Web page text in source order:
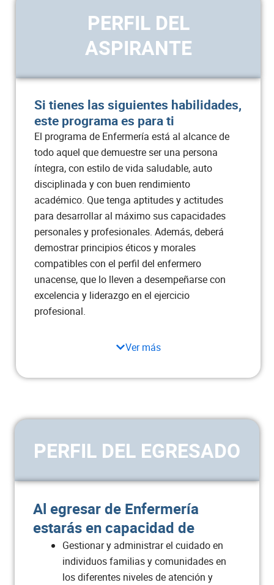
Salud colectiva y Educación para
Electiva II 2
Total semestre 18
Semestre IV
ASIGNATURA
Estilo de vida saludable 2
Proceso de enfermería y
fundamentación técnica
8
Ciencias básicas integradas a los
dominios de enfermería
Total semestre 20
Semestre V
Educación para la familia
Gestión del cuidado a la mujer,
familia gestante y neonato
10
PERFIL DEL
ASPIRANTE
Si tienes las siguientes habilidades,
este programa es para ti
El programa de Enfermería está al alcance de
todo aquel que demuestre ser una persona
íntegra, con estilo de vida saludable, auto
disciplinada y con buen rendimiento
académico. Que tenga aptitudes y actitudes
para desarrollar al máximo sus capacidades
personales y profesionales. Además, deberá
demostrar principios éticos y morales
compatibles con el perfil del enfermero
unacense, que lo lleven a desempeñarse con
excelencia y liderazgo en el ejercicio
profesional.
Ver más
PERFIL DEL EGRESADO
Al egresar de Enfermería
estarás en capacidad de
Gestionar y administrar el cuidado en
individuos familias y comunidades en
los diferentes niveles de atención y